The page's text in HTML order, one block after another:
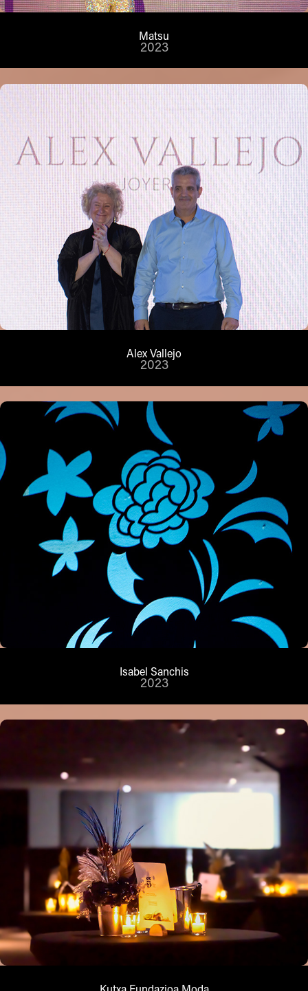
Matsu
2023
Alex Vallejo
2023
Isabel Sanchis
2023